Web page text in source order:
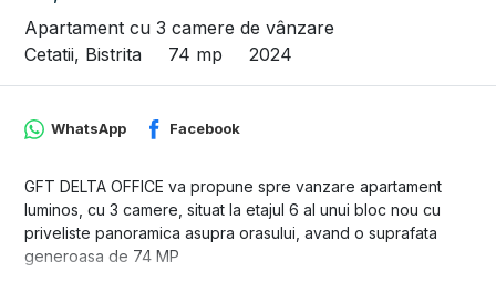
Apartament cu 3 camere de vânzare
Cetatii, Bistrita
74 mp 2024
WhatsApp Facebook
GFT DELTA OFFICE va propune spre vanzare apartament
luminos, cu 3 camere, situat la etajul 6 al unui bloc nou cu
priveliste panoramica asupra orasului, avand o suprafata
generoasa de 74 MP